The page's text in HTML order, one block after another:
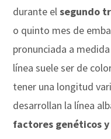
durante elsegundo
o quinto mes de
pronunciada a
línea suele ser de
tener una longitud
desarrollan la línea
factores genéticos